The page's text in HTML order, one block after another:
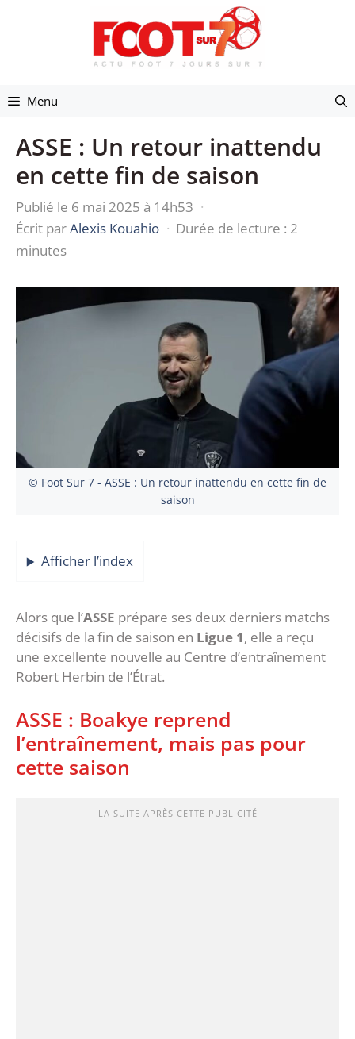
Menu
ASSE : Un retour inattendu
en cette fin de saison
Publié le 6 mai 2025 à 14h53 ·
Écrit parAlexis Kouahio · Durée de lecture : 2
minutes
© Foot Sur 7 - ASSE : Un retour inattendu en cette fin de
saison
Afficher l’index
Alors que l’ASSE prépare ses deux derniers matchs
décisifs de la fin de saison en Ligue 1, elle a reçu
une excellente nouvelle au Centre d’entraînement
Robert Herbin de l’Étrat.
ASSE : Boakye reprend
l’entraînement, mais pas pour
cette saison
LA SUITE APRÈS CETTE PUBLICITÉ